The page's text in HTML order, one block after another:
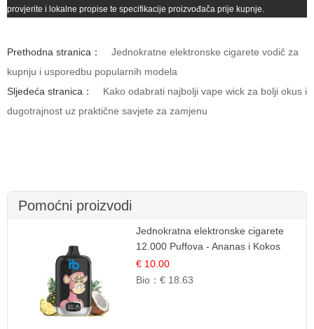
provjerite i lokalne propise te specifikacije proizvođača prije kupnje.
Prethodna stranica：
Jednokratne elektronske cigarete vodič za
kupnju i usporedbu popularnih modela
Sljedeća stranica：
Kako odabrati najbolji vape wick za bolji okus i
dugotrajnost uz praktične savjete za zamjenu
Pomoćni proizvodi
Jednokratna elektronske cigarete
12.000 Puffova - Ananas i Kokos
Sladoled | Tropski Desert
€ 10.00
Bio：€ 18.63